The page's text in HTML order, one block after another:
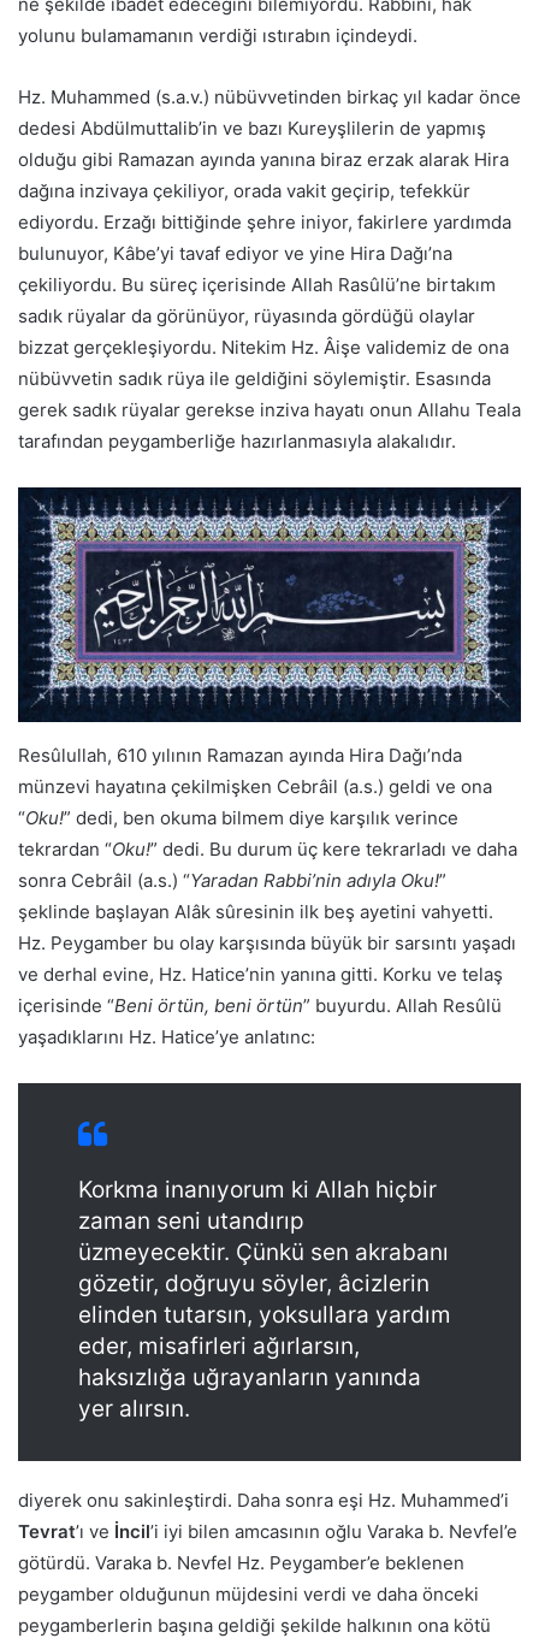
yolunu bulamamanın verdiği ıstırabın içindeydi.
Hz. Muhammed (s.a.v.) nübüvvetinden birkaç yıl kadar önce
dedesi Abdülmuttalib’in ve bazı Kureyşlilerin de yapmış
olduğu gibi Ramazan ayında yanına biraz erzak alarak Hira
dağına inzivaya çekiliyor, orada vakit geçirip, tefekkür
ediyordu. Erzağı bittiğinde şehre iniyor, fakirlere yardımda
bulunuyor, Kâbe’yi tavaf ediyor ve yine Hira Dağı’na
çekiliyordu. Bu süreç içerisinde Allah Rasûlü’ne birtakım
sadık rüyalar da görünüyor, rüyasında gördüğü olaylar
bizzat gerçekleşiyordu. Nitekim Hz. Âişe validemiz de ona
nübüvvetin sadık rüya ile geldiğini söylemiştir. Esasında
gerek sadık rüyalar gerekse inziva hayatı onun Allahu Teala
tarafından peygamberliğe hazırlanmasıyla alakalıdır.
Resûlullah, 610 yılının Ramazan ayında Hira Dağı’nda
münzevi hayatına çekilmişken Cebrâil (a.s.) geldi ve ona
“Oku!” dedi, ben okuma bilmem diye karşılık verince
tekrardan “Oku!” dedi. Bu durum üç kere tekrarladı ve daha
sonra Cebrâil (a.s.) “Yaradan Rabbi’nin adıyla Oku!”
şeklinde başlayan Alâk sûresinin ilk beş ayetini vahyetti.
Hz. Peygamber bu olay karşısında büyük bir sarsıntı yaşadı
ve derhal evine, Hz. Hatice’nin yanına gitti. Korku ve telaş
içerisinde “Beni örtün, beni örtün” buyurdu. Allah Resûlü
yaşadıklarını Hz. Hatice’ye anlatınc:
Korkma inanıyorum ki Allah hiçbir
zaman seni utandırıp
üzmeyecektir. Çünkü sen akrabanı
gözetir, doğruyu söyler, âcizlerin
elinden tutarsın, yoksullara yardım
eder, misafirleri ağırlarsın,
haksızlığa uğrayanların yanında
yer alırsın.
diyerek onu sakinleştirdi. Daha sonra eşi Hz. Muhammed’i
Tevrat’ı ve İncil’i iyi bilen amcasının oğlu Varaka b. Nevfel’e
götürdü. Varaka b. Nevfel Hz. Peygamber’e beklenen
peygamber olduğunun müjdesini verdi ve daha önceki
peygamberlerin başına geldiği şekilde halkının ona kötü